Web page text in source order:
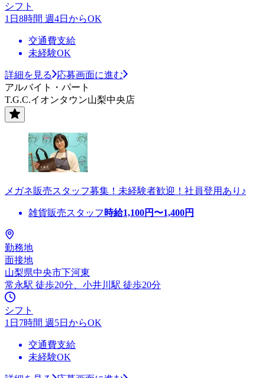
シフト
1日8時間 週4日からOK
交通費支給
未経験OK
詳細を見る
応募画面に進む
アルバイト・パート
T.G.C.イオンタウン山梨中央店
メガネ販売スタッフ募集！未経験者歓迎！社員登用あり♪
雑貨販売スタッフ 時給1,100円〜1,400円
勤務地
面接地
山梨県中央市下河東
常永駅 徒歩20分、小井川駅 徒歩20分
シフト
1日7時間 週5日からOK
交通費支給
未経験OK